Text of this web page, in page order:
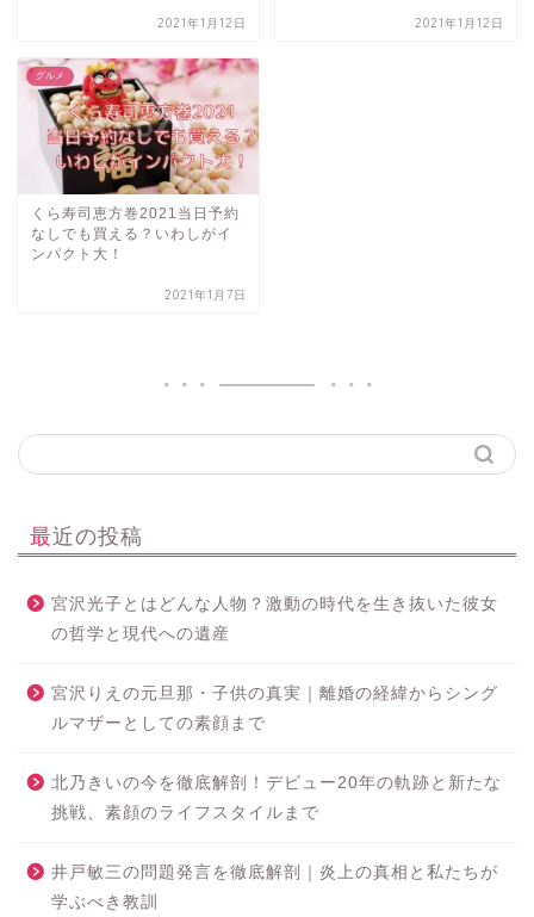
2021年1月12日 2021年1月12日
グルメ
くら寿司恵方巻2021当日予約
なしでも買える？いわしがイ
ンパクト大！
2021年1月7日
最近の投稿
宮沢光子とはどんな人物？激動の時代を生き抜いた彼女
の哲学と現代への遺産
宮沢りえの元旦那・子供の真実｜離婚の経緯からシング
ルマザーとしての素顔まで
北乃きいの今を徹底解剖！デビュー20年の軌跡と新たな
挑戦、素顔のライフスタイルまで
井戸敏三の問題発言を徹底解剖｜炎上の真相と私たちが
学ぶべき教訓